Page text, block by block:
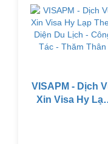
VISAPM - Dịch
Xin Visa Hy